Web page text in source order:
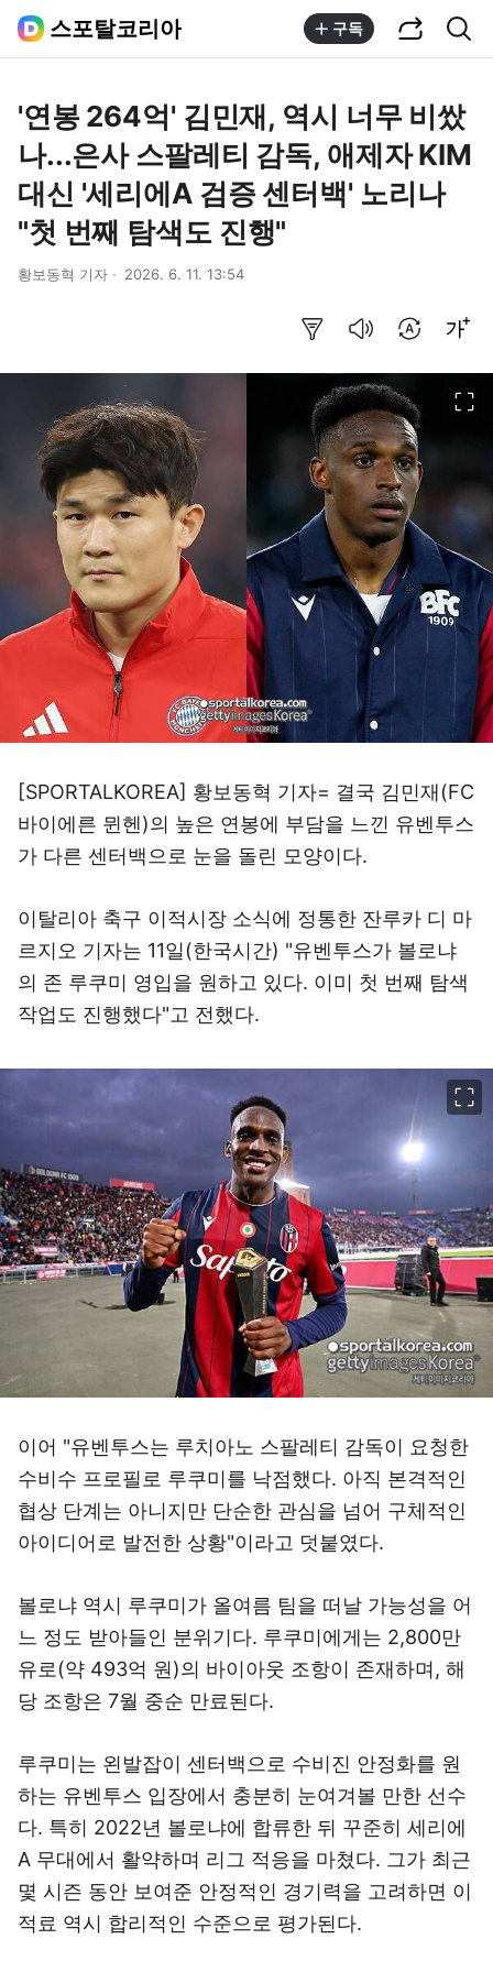
스포탈코리아 구독
'연봉 264억' 김민재, 역시 너무 비쌌
나...은사 스팔레티 감독, 애제자 KIM
대신 '세리에A 검증 센터백' 노리나
"첫 번째 탐색도 진행"
황보동혁 기자 2026. 6. 11. 13:54
[SPORTALKOREA] 황보동혁 기자= 결국 김민재(FC
바이에른 뮌헨)의 높은 연봉에 부담을 느낀 유벤투스
가 다른 센터백으로 눈을 돌린 모양이다.
이탈리아 축구 이적시장 소식에 정통한 잔루카 디 마
르지오 기자는 11일(한국시간) "유벤투스가 볼로냐
의 존 루쿠미 영입을 원하고 있다. 이미 첫 번째 탐색
작업도 진행했다"고 전했다.
이어 "유벤투스는 루치아노 스팔레티 감독이 요청한
수비수 프로필로 루쿠미를 낙점했다. 아직 본격적인
협상 단계는 아니지만 단순한 관심을 넘어 구체적인
아이디어로 발전한 상황"이라고 덧붙였다.
볼로냐 역시 루쿠미가 올여름 팀을 떠날 가능성을 어
느 정도 받아들인 분위기다. 루쿠미에게는 2,800만
유로(약 493억 원)의 바이아웃 조항이 존재하며, 해
당 조항은 7월 중순 만료된다.
루쿠미는 왼발잡이 센터백으로 수비진 안정화를 원
하는 유벤투스 입장에서 충분히 눈여겨볼 만한 선수
다. 특히 2022년 볼로냐에 합류한 뒤 꾸준히 세리에
A 무대에서 활약하며 리그 적응을 마쳤다. 그가 최근
몇 시즌 동안 보여준 안정적인 경기력을 고려하면 이
적료 역시 합리적인 수준으로 평가된다.